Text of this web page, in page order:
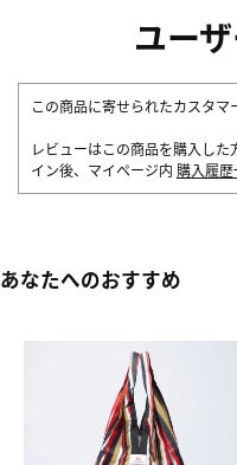
ユー
この商品に寄せられたカスタマ
レビューはこの商品を購入し
イン後、マイページ内 購入履
あなたへのおすすめ